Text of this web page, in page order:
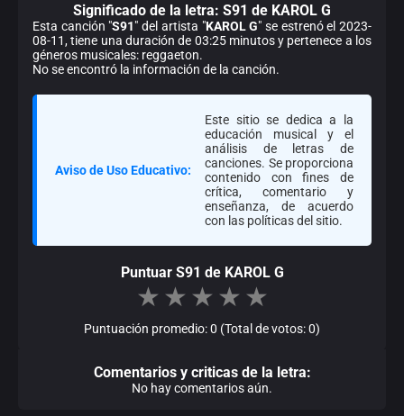
Significado de la letra: S91 de KAROL G
Esta canción "S91" del artista "KAROL G" se estrenó el 2023-
08-11, tiene una duración de 03:25 minutos y pertenece a los
géneros musicales: reggaeton.
No se encontró la información de la canción.
Aviso de Uso Educativo:
Este sitio se dedica a la
educación musical y el
análisis de letras de
canciones. Se proporciona
contenido con fines de
crítica, comentario y
enseñanza, de acuerdo
con las políticas del sitio.
Puntuar S91 de KAROL G
★ ★ ★ ★ ★
Puntuación promedio: 0 (Total de votos: 0)
Comentarios y criticas de la letra:
No hay comentarios aún.